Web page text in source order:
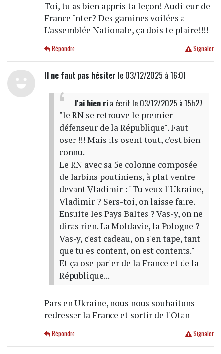
Toi, tu as bien appris ta leçon! Auditeur de
France Inter? Des gamines voilées a
L'assemblée Nationale, ça dois te plaire!!!!
Signaler
Répondre
Il ne faut pas hésiter le 03/12/2025 à 16:01
J'ai bien ria écrit le 03/12/2025 à 15h27
"le RN se retrouve le premier
défenseur de la République". Faut
oser !!! Mais ils osent tout, c'est bien
connu.
Le RN avec sa 5e colonne composée
de larbins poutiniens, à plat ventre
devant Vladimir : "Tu veux l'Ukraine,
Vladimir ? Sers-toi, on laisse faire.
Ensuite les Pays Baltes ? Vas-y, on ne
diras rien. La Moldavie, la Pologne ?
Vas-y, c'est cadeau, on s'en tape, tant
que tu es content, on est contents."
Et ça ose parler de la France et de la
République...
Pars en Ukraine, nous nous souhaitons
redresser la France et sortir de l'Otan
Signaler
Répondre